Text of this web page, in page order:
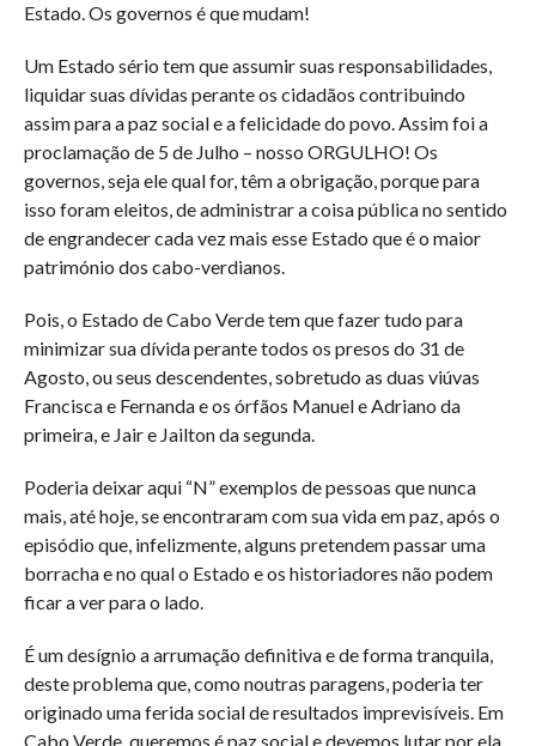
Estado. Os governos é que mudam!
Um Estado sério tem que assumir suas responsabilidades,
liquidar suas dívidas perante os cidadãos contribuindo
assim para a paz social e a felicidade do povo. Assim foi a
proclamação de 5 de Julho – nosso ORGULHO! Os
governos, seja ele qual for, têm a obrigação, porque para
isso foram eleitos, de administrar a coisa pública no sentido
de engrandecer cada vez mais esse Estado que é o maior
património dos cabo-verdianos.
Pois, o Estado de Cabo Verde tem que fazer tudo para
minimizar sua dívida perante todos os presos do 31 de
Agosto, ou seus descendentes, sobretudo as duas viúvas
Francisca e Fernanda e os órfãos Manuel e Adriano da
primeira, e Jair e Jailton da segunda.
Poderia deixar aqui “N” exemplos de pessoas que nunca
mais, até hoje, se encontraram com sua vida em paz, após o
episódio que, infelizmente, alguns pretendem passar uma
borracha e no qual o Estado e os historiadores não podem
ficar a ver para o lado.
É um desígnio a arrumação definitiva e de forma tranquila,
deste problema que, como noutras paragens, poderia ter
originado uma ferida social de resultados imprevisíveis. Em
Cabo Verde, queremos é paz social e devemos lutar por ela.